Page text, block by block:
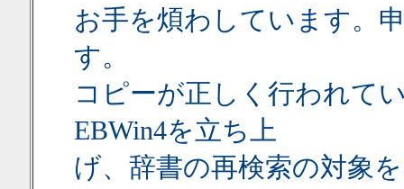
お手を煩わしています。
す。
コピーが正しく行われて
EBWin4を立ち上
げ、辞書の再検索の対象